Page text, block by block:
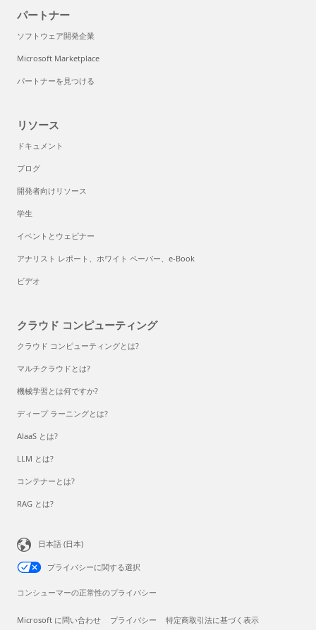
パートナー
ソフトウェア開発企業
Microsoft Marketplace
パートナーを見つける
リソース
ドキュメント
ブログ
開発者向けリソース
学生
イベントとウェビナー
アナリスト レポート、ホワイト ペーパー、e-Book
ビデオ
クラウド コンピューティング
クラウド コンピューティングとは?
マルチクラウドとは?
機械学習とは何ですか?
ディープ ラーニングとは?
AlaaS とは?
LLM とは?
コンテナーとは?
RAG とは?
日本語 (日本)
プライバシーに関する選択
コンシューマーの正常性のプライバシー
Microsoft に問い合わせ プライバシー 特定商取引法に基づく表示